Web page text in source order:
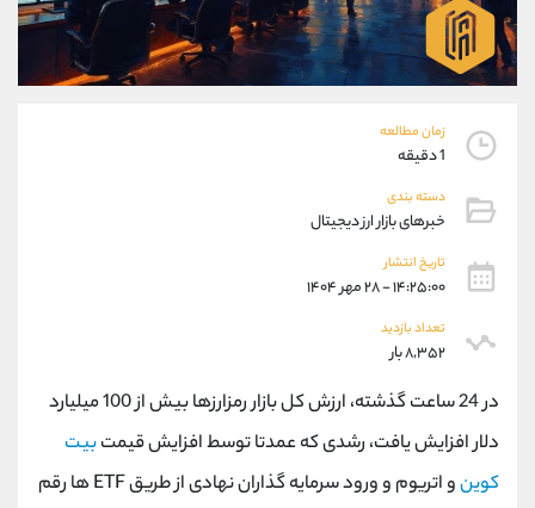
زمان مطالعه
1 دقیقه
دسته بندی
خبرهای بازار ارز دیجیتال
تاریخ انتشار
۱۴:۲۵:۰۰ - ۲۸ مهر ۱۴۰۴
تعداد بازدید
۸,۳۵۲ بار
در 24 ساعت گذشته، ارزش کل بازار رمزارزها بیش از 100 میلیارد
دلار افزایش یافت، رشدی که عمدتا توسط افزایش قیمتبیت
کوین
و اتریوم و ورود سرمایه گذاران نهادی از طریق ETF ها رقم
09304891085
واتساپ شروع گفتگو
تلگرام @Armteam_admin_103
پشتیبان فروش
موبایل
واتساپ
تلگرام
داخلی
اطلاعات تماس
تلفن 021-22021030
بدون پیش شماره 90001030
اینستاگرام @alireza.mehrabii